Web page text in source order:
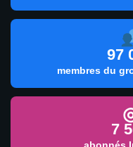
97
membres du
7